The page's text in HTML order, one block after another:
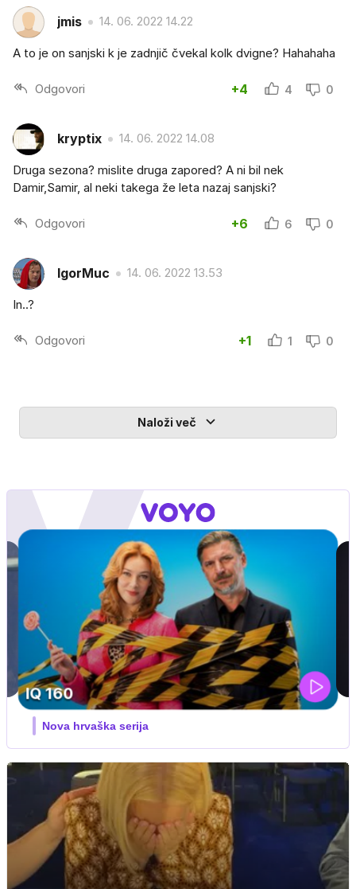
jmis 14. 06. 2022 14.22
A to je on sanjski k je zadnjič čvekal kolk dvigne? Hahahaha
Odgovori +4 4 0
kryptix 14. 06. 2022 14.08
Druga sezona? mislite druga zapored? A ni bil nek
Damir,Samir, al neki takega že leta nazaj sanjski?
Odgovori +6 6 0
IgorMuc 14. 06. 2022 13.53
In..?
Odgovori +1 1 0
Naloži več
DOSJE JARAK
3. sezona dokumentarne serije